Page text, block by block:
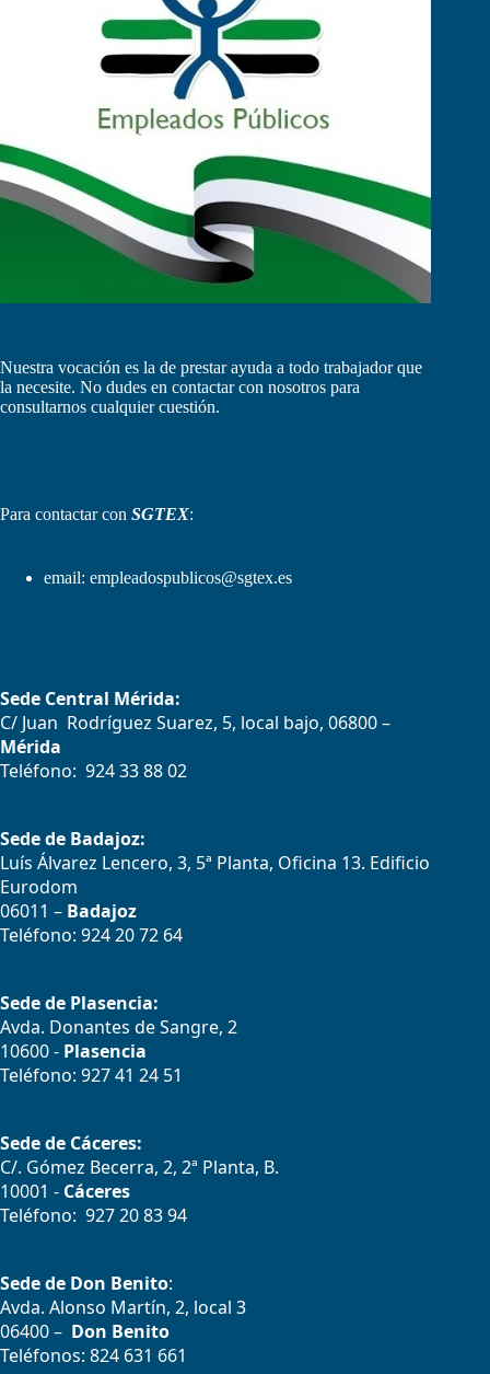
Nuestra vocación es la de prestar ayuda a todo trabajador que
la necesite. No dudes en contactar con nosotros para
consultarnos cualquier cuestión.
Para contactar con SGTEX:
email: empleadospublicos@sgtex.es
Sede Central Mérida:
C/ Juan Rodríguez Suarez, 5, local bajo, 06800 –
Mérida
Teléfono: 924 33 88 02
Sede de Badajoz:
Luís Álvarez Lencero, 3, 5ª Planta, Oficina 13. Edificio
Eurodom
06011 – Badajoz
Teléfono: 924 20 72 64
Sede de Plasencia:
Avda. Donantes de Sangre, 2
10600 - Plasencia
Teléfono: 927 41 24 51
Sede de Cáceres:
C/. Gómez Becerra, 2, 2ª Planta, B.
10001 - Cáceres
Teléfono: 927 20 83 94
Sede de Don Benito:
Avda. Alonso Martín, 2, local 3
06400 – Don Benito
Teléfonos: 824 631 661